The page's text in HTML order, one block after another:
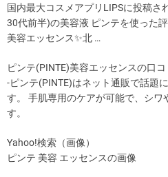
国内最大コスメアプリLIPSに投稿
30代前半)の美容液 ピンテを使った
美容エッセンス✨北 …
ピンテ(PINTE)美容エッセンスの口
-ピンテ(PINTE)はネット通販で話題
す。 手肌専用のケアが可能で、シワ
す。
Yahoo!検索（画像）
ピンテ 美容 エッセンスの画像